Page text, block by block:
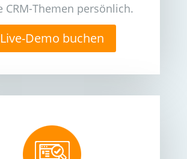
CRM-Themen persönlich.
Live-Demo buchen